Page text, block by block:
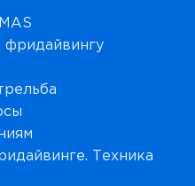
фридайвингу
Техника